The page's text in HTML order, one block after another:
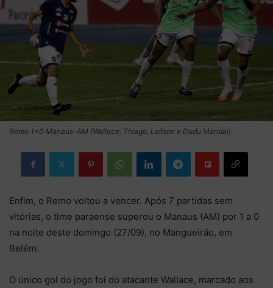
Remo 1×0 Manaus-AM (Wallace, Thiago, Lailson e Dudu Mandai)
Enfim, o Remo voltou a vencer. Após 7 partidas sem
vitórias, o time paraense superou o Manaus (AM) por 1 a 0
na noite deste domingo (27/09), no Mangueirão, em
Belém.
O único gol do jogo foi do atacante Wallace, marcado aos